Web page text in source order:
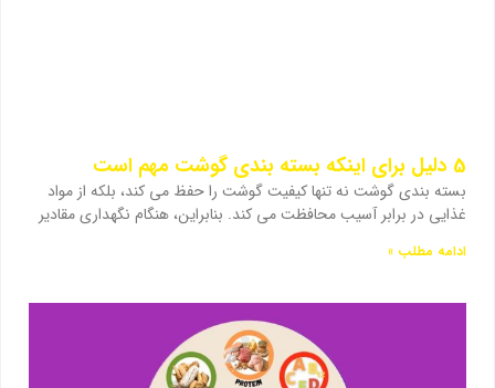
5 دلیل برای اینکه بسته بندی گوشت مهم است
بسته بندی گوشت نه تنها کیفیت گوشت را حفظ می کند، بلکه از مواد
غذایی در برابر آسیب محافظت می کند. بنابراین، هنگام نگهداری مقادیر
ادامه مطلب »